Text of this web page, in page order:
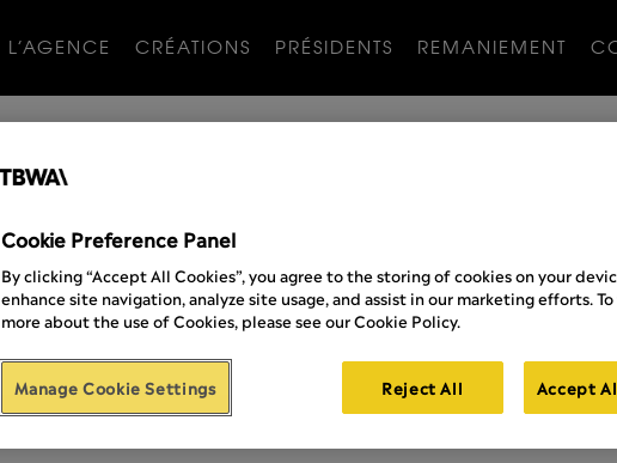
L’AGENCE CRÉATIONS PRÉSIDENTS REMANIEMENT
Vous souhaitez contacter Les
lepresident@lespresidents.fr
50-54 rue de Silly
92100 Boulogne-Billancourt
01 53 21 28 00
Cookie Preference Panel
By clicking “Accept All Cookies”, you agree to the storing of cookies on your
enhance site navigation, analyze site usage, and assist in our marketing efforts.
more about the use of Cookies, please see our Cookie Policy.
Reject All Accept
Manage Cookie Settings